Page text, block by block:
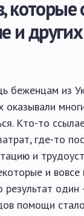
которые
и
беженцам из
оказывали
Кто-то
где-то
и
и вовсе
результат один
помощи